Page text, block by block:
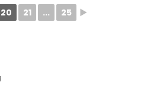
20 21 ... 25 ►